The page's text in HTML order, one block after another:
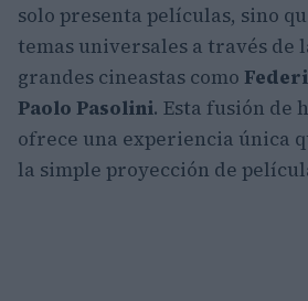
solo presenta películas, sino
temas universales a través de
grandes cineastas como
Paolo Pasolini. Esta fusión de
ofrece una experiencia única
la simple proyección de